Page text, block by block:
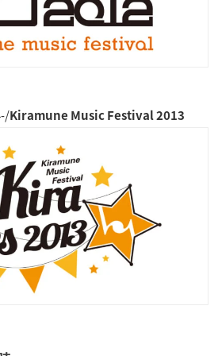
Kiramune Music Festival 2013